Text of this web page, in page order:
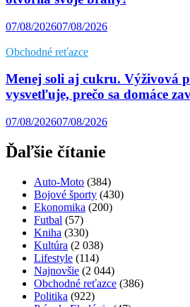
07/08/202607/08/2026
Obchodné reťazce
Menej soli aj cukru. Výživová
vysvetľuje, prečo sa domáce
07/08/202607/08/2026
Ďaľšie čítanie
Auto-Moto (384)
Bojové športy (430)
Ekonomika (200)
Futbal (57)
Kniha (330)
Kultúra (2 038)
Lifestyle (114)
Najnovšie (2 044)
Obchodné reťazce (386)
Politika (922)